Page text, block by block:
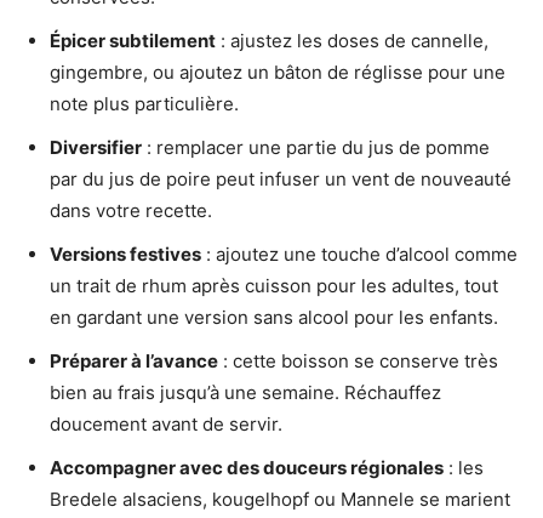
Épicer subtilement : ajustez les doses de cannelle,
gingembre, ou ajoutez un bâton de réglisse pour une
note plus particulière.
Diversifier : remplacer une partie du jus de pomme
par du jus de poire peut infuser un vent de nouveauté
dans votre recette.
Versions festives : ajoutez une touche d’alcool comme
un trait de rhum après cuisson pour les adultes, tout
en gardant une version sans alcool pour les enfants.
Préparer à l’avance : cette boisson se conserve très
bien au frais jusqu’à une semaine. Réchauffez
doucement avant de servir.
Accompagner avec des douceurs régionales : les
Bredele alsaciens, kougelhopf ou Mannele se marient